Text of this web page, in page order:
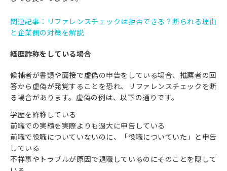
関連記事：リファレンスチェックは拒否できる？断られる理由
と企業側の対策を解説
経歴詐称をしている場合
候補者が書類や面接で虚偽の申告をしている場合、推薦者の回
答から虚偽が発覚することを恐れ、リファレンスチェックを断
る場合があります。虚偽の例は、以下の通りです。
学歴を詐称している
前職での実績を実際よりも過大に申告している
前職で役職についていないのに、「役職についていた」と申告
している
不祥事やトラブルが原因で退職しているのにそのことを隠して